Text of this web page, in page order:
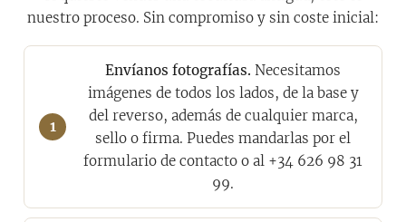
nuestro proceso. Sin compromiso y sin coste inicial:
Envíanos fotografías. Necesitamos
imágenes de todos los lados, de la base y
del reverso, además de cualquier marca,
sello o firma. Puedes mandarlas por el
formulario de contacto o al +34 626 98 31
99.